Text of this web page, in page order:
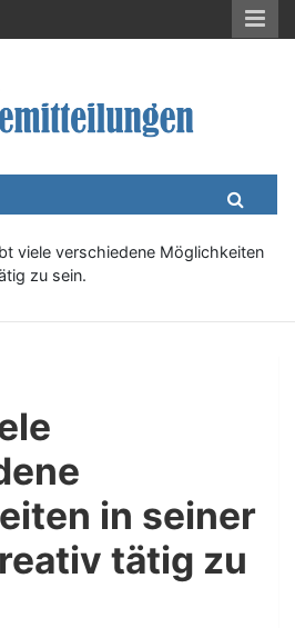
News, Meldungen, Wirtschaft
viele verschiedene Möglichkeiten
zu sein.
in seiner
tätig zu